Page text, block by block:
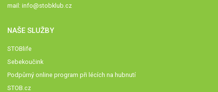
mail: info@stobklub.cz
NAŠE SLUŽBY
STOBlife
Sebekoučink
Podpůrný online program při lécích na hubnutí
STOB.cz